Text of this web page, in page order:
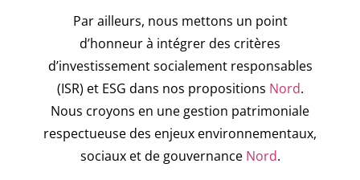
Par ailleurs, nous mettons un point
d’honneur à intégrer des critères
d’investissement socialement responsables
(ISR) et ESG dans nos propositions Nord.
Nous croyons en une gestion patrimoniale
respectueuse des enjeux environnementaux,
sociaux et de gouvernance Nord.